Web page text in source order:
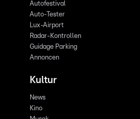
Autofestival
Auto-Tester
Lux-Airport
Radar-Kontrollen
Guidage Parking
Annoncen
Kultur
News
Kino